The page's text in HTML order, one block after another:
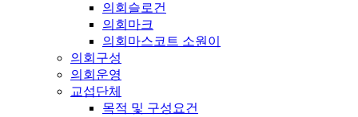
의회슬로건
의회마크
의회마스코트 소원이
의회구성
의회운영
교섭단체
목적 및 구성요건